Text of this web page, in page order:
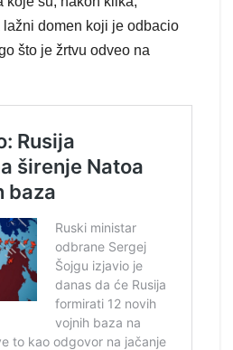
domen koji je odbacio
što je žrtvu odveo na